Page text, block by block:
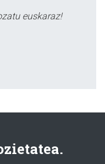
euskaraz!